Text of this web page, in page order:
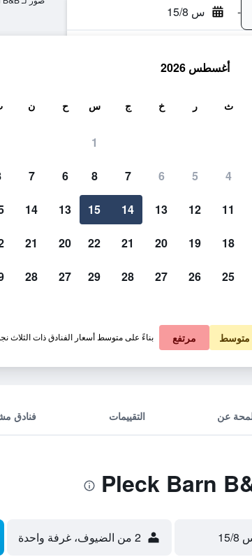
- س 15/8
في الليلة
322 ﷼ عرض الصفقة
390 ﷼ عرض الصفقة
عن التقييمات فنادق
8 2 من الضيوف، غرفة واحدة
أغسطس 2026
ث ر خ ج س
1
4
5
6
7
8
11
12
13
14
15
18
19
20
21
22
25
26
27
28
29
ح ن
6
7
13
14
20
21
27
28
متوسط مرتفع بناءً على متوسط أسعار الفنادق ذات الثلاث